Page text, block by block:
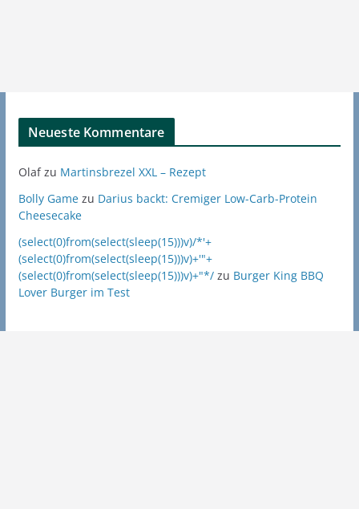
Neueste Kommentare
Olafzu Martinsbrezel XXL – Rezept
Bolly Gamezu Darius backt: Cremiger Low-Carb-Protein
Cheesecake
(select(0)from(select(sleep(15)))v)/*'+
(select(0)from(select(sleep(15)))v)+'"+
(select(0)from(select(sleep(15)))v)+"*/zu Burger King BBQ
Lover Burger im Test